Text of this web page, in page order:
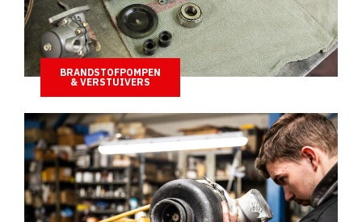
BRANDSTOFPOMPEN
& VERSTUIVERS